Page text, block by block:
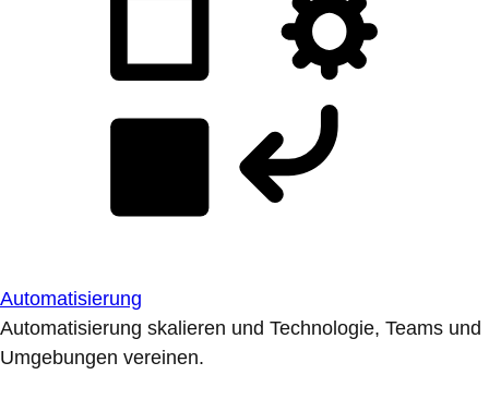
Automatisierung
Automatisierung skalieren und Technologie, Teams und
Umgebungen vereinen.